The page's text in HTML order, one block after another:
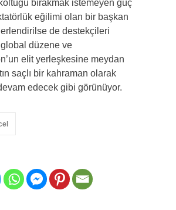
bırakmak istemeyen güç
eğilimi olan bir başkan
de destekçileri
global düzene ve
elit yerleşkesine meydan
saçlı bir kahraman olarak
edecek gibi görünüyor.